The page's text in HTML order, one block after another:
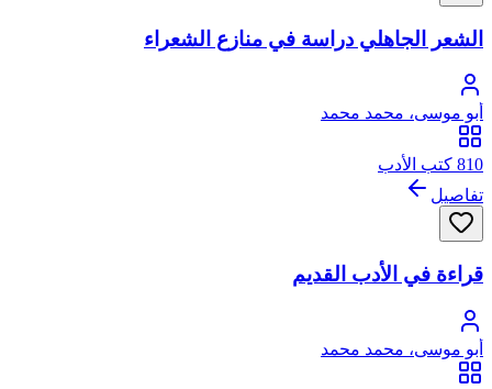
الشعر الجاهلي دراسة في منازع الشعراء
أبو موسى، محمد محمد
810 كتب الأدب
تفاصيل
قراءة في الأدب القديم
أبو موسى، محمد محمد